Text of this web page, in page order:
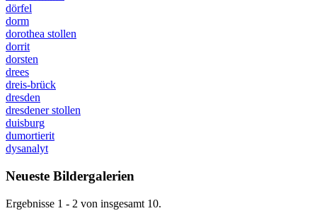
dörfel
dorm
dorothea stollen
dorrit
dorsten
drees
dreis-brück
dresden
dresdener stollen
duisburg
dumortierit
dysanalyt
Neueste Bildergalerien
Ergebnisse 1 - 2 von insgesamt 10.